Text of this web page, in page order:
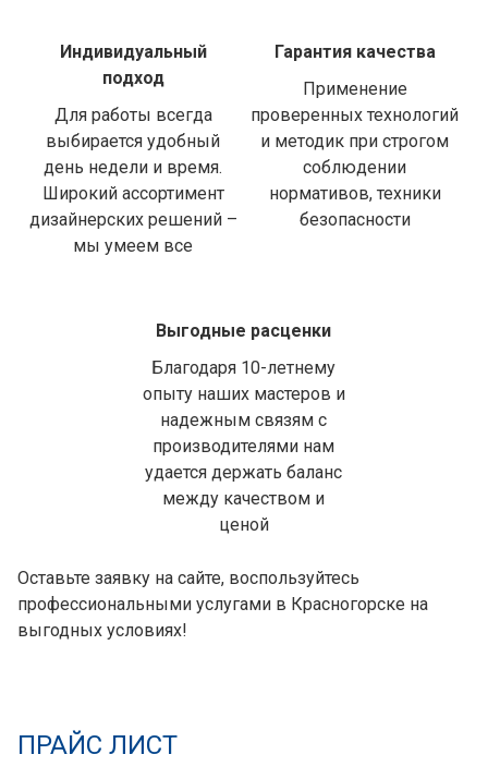
Индивидуальный
подход
Для работы всегда
выбирается удобный
день недели и время.
Широкий ассортимент
дизайнерских решений –
мы умеем все
Гарантия качества
Применение
проверенных технологий
и методик при строгом
соблюдении
нормативов, техники
безопасности
Выгодные расценки
Благодаря 10-летнему
опыту наших мастеров и
надежным связям с
производителями нам
удается держать баланс
между качеством и
ценой
Оставьте заявку на сайте, воспользуйтесь
профессиональными услугами в Красногорске на
выгодных условиях!
ПРАЙС ЛИСТ